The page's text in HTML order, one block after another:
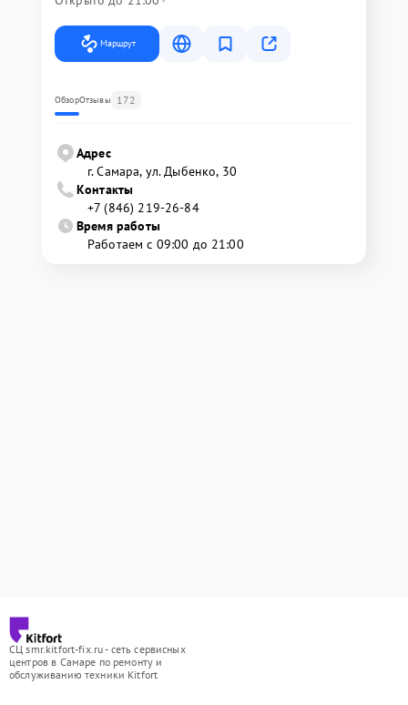
Маршрут
ОбзорОтзывы 172
Адрес
г. Самара, ул. Дыбенко, 30
Контакты
+7 (846) 219-26-84
Время работы
Работаем с 09:00 до 21:00
СЦ smr.kitfort-fix.ru - сеть сервисных
центров в Самаре по ремонту и
обслуживанию техники Kitfort